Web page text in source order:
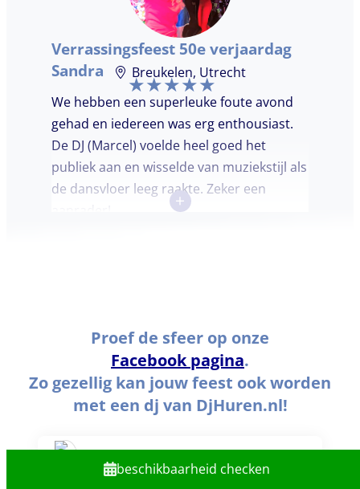
Verrassingsfeest 50e verjaardag
Sandra
Breukelen, Utrecht
We hebben een superleuke foute avond
gehad en iedereen was erg enthousiast.
De DJ (Marcel) voelde heel goed het
publiek aan en wisselde van muziekstijl als
de dansvloer leeg raakte. Zeker een
+
Proef de sfeer op onze
Facebook pagina.
Zo gezellig kan jouw feest ook worden
met een dj van DjHuren.nl!
DjHuren.nl️
3 weken geleden
beschikbaarheid checken